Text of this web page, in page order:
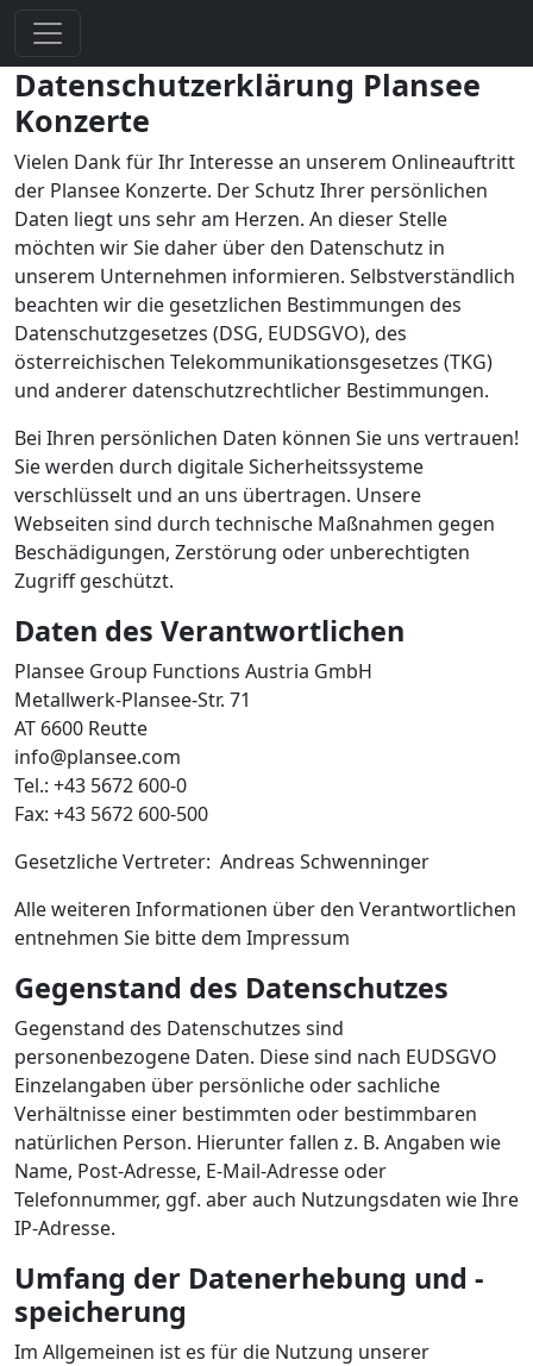
Datenschutzerklärung Plansee
Konzerte
Vielen Dank für Ihr Interesse an unserem Onlineauftritt
der Plansee Konzerte. Der Schutz Ihrer persönlichen
Daten liegt uns sehr am Herzen. An dieser Stelle
möchten wir Sie daher über den Datenschutz in
unserem Unternehmen informieren. Selbstverständlich
beachten wir die gesetzlichen Bestimmungen des
Datenschutzgesetzes (DSG, EUDSGVO), des
österreichischen Telekommunikationsgesetzes (TKG)
und anderer datenschutzrechtlicher Bestimmungen.
Bei Ihren persönlichen Daten können Sie uns vertrauen!
Sie werden durch digitale Sicherheitssysteme
verschlüsselt und an uns übertragen. Unsere
Webseiten sind durch technische Maßnahmen gegen
Beschädigungen, Zerstörung oder unberechtigten
Zugriff geschützt.
Daten des Verantwortlichen
Plansee Group Functions Austria GmbH
Metallwerk-Plansee-Str. 71
AT 6600 Reutte
info@plansee.com
Tel.: +43 5672 600-0
Fax: +43 5672 600-500
Gesetzliche Vertreter: Andreas Schwenninger
Alle weiteren Informationen über den Verantwortlichen
entnehmen Sie bitte dem Impressum
Gegenstand des Datenschutzes
Gegenstand des Datenschutzes sind
personenbezogene Daten. Diese sind nach EUDSGVO
Einzelangaben über persönliche oder sachliche
Verhältnisse einer bestimmten oder bestimmbaren
natürlichen Person. Hierunter fallen z. B. Angaben wie
Name, Post-Adresse, E-Mail-Adresse oder
Telefonnummer, ggf. aber auch Nutzungsdaten wie Ihre
IP-Adresse.
Umfang der Datenerhebung und -
speicherung
Im Allgemeinen ist es für die Nutzung unserer